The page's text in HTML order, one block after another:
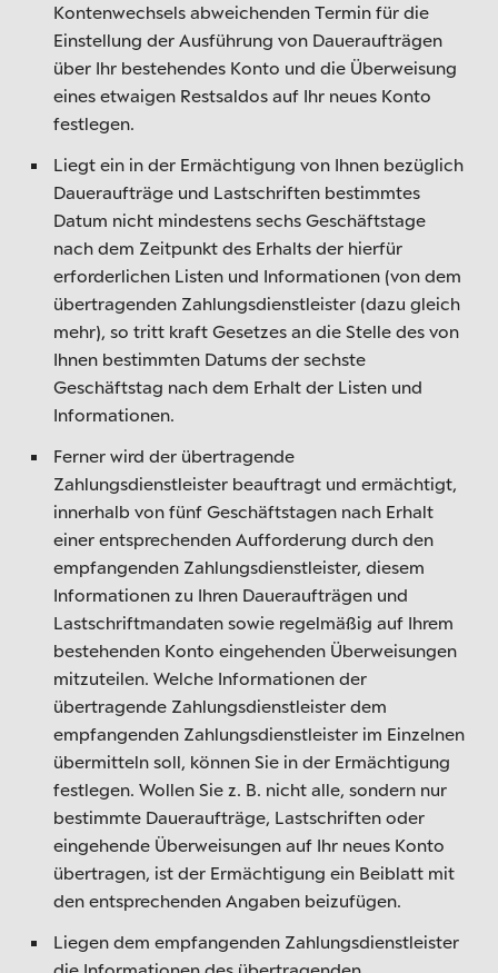
Kontenwechsels abweichenden Termin für die
Einstellung der Ausführung von Daueraufträgen
über Ihr bestehendes Konto und die Überweisung
eines etwaigen Restsaldos auf Ihr neues Konto
festlegen.
Liegt ein in der Ermächtigung von Ihnen bezüglich
Daueraufträge und Lastschriften bestimmtes
Datum nicht mindestens sechs Geschäftstage
nach dem Zeitpunkt des Erhalts der hierfür
erforderlichen Listen und Informationen (von dem
übertragenden Zahlungsdienstleister (dazu gleich
mehr), so tritt kraft Gesetzes an die Stelle des von
Ihnen bestimmten Datums der sechste
Geschäftstag nach dem Erhalt der Listen und
Informationen.
Ferner wird der übertragende
Zahlungsdienstleister beauftragt und ermächtigt,
innerhalb von fünf Geschäftstagen nach Erhalt
einer entsprechenden Aufforderung durch den
empfangenden Zahlungsdienstleister, diesem
Informationen zu Ihren Daueraufträgen und
Lastschriftmandaten sowie regelmäßig auf Ihrem
bestehenden Konto eingehenden Überweisungen
mitzuteilen. Welche Informationen der
übertragende Zahlungsdienstleister dem
empfangenden Zahlungsdienstleister im Einzelnen
übermitteln soll, können Sie in der Ermächtigung
festlegen. Wollen Sie z. B. nicht alle, sondern nur
bestimmte Daueraufträge, Lastschriften oder
eingehende Überweisungen auf Ihr neues Konto
übertragen, ist der Ermächtigung ein Beiblatt mit
den entsprechenden Angaben beizufügen.
Liegen dem empfangenden Zahlungsdienstleister